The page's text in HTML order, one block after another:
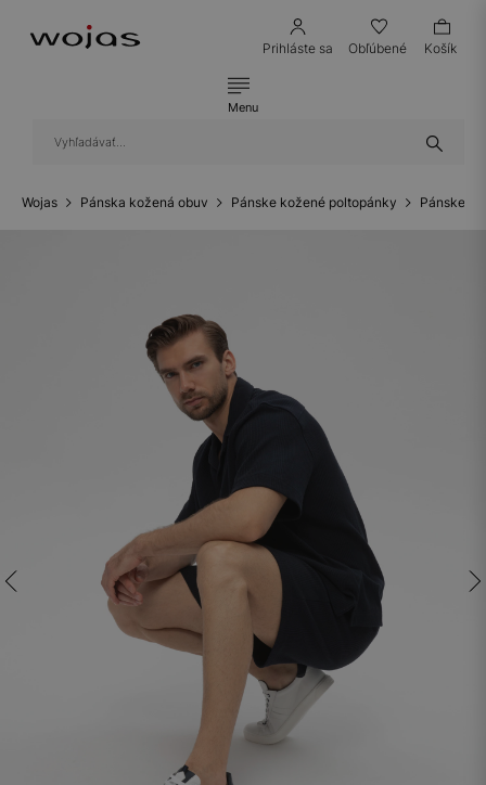
Prihláste sa Obľúbené Košík
Menu
Wojas Pánska kožená obuv Pánske kožené poltopánky Pánske